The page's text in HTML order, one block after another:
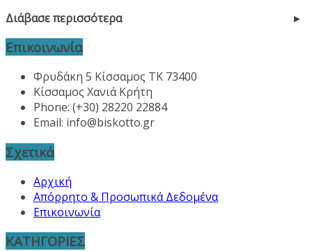
Διάβασε περισσότερα
Επικοινωνία
Φρυδάκη 5 Κίσσαμος ΤΚ 73400
Κίσσαμος Χανιά Κρήτη
Phone: (+30) 28220 22884
Email: info@biskotto.gr
Σχετικά
Αρχική
Απόρρητο & Προσωπικά Δεδομένα
Επικοινωνία
ΚΑΤΗΓΟΡΙΕΣ